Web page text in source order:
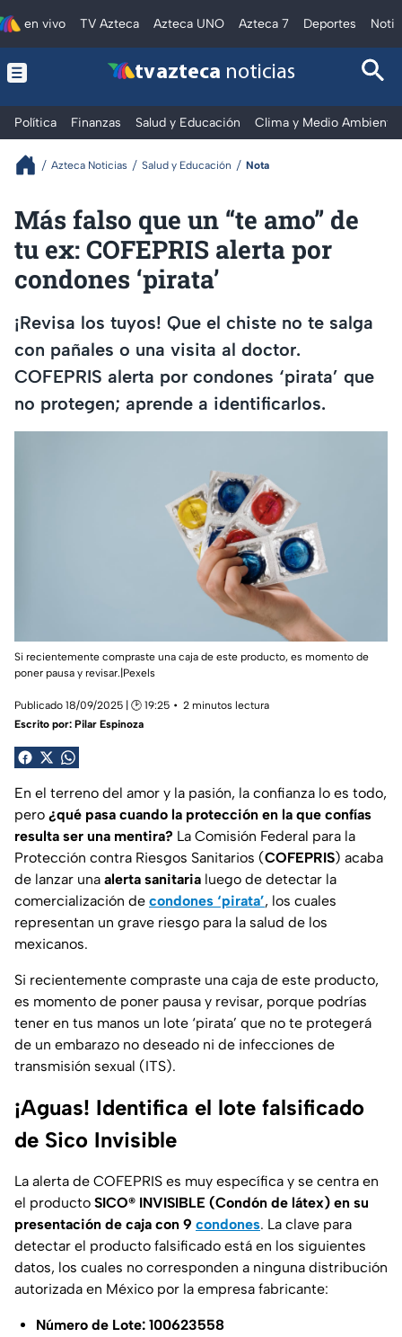
en vivo TV Azteca Azteca UNO Azteca 7 Deportes
tv azteca noticias
Política Finanzas Salud y Educación Clima y Medio Ambiente
Azteca Noticias Salud y Educación Nota
Más falso que un “te amo” de
tu ex: COFEPRIS alerta por
condones ‘pirata’
¡Revisa los tuyos! Que el chiste no te salga
con pañales o una visita al doctor.
COFEPRIS alerta por condones ‘pirata’ que
no protegen; aprende a identificarlos.
Si recientemente compraste una caja de este producto, es momento de
poner pausa y revisar.|Pexels
Publicado 18/09/2025 | 🕑 19:25
2 minutos lectura
Escrito por: Pilar Espinoza
En el terreno del amor y la pasión, la confianza lo es todo,
pero ¿qué pasa cuando la protección en la que confías
resulta ser una mentira? La Comisión Federal para la
Protección contra Riesgos Sanitarios (COFEPRIS) acaba
de lanzar una alerta sanitaria luego de detectar la
comercialización de condones ‘pirata’, los cuales
representan un grave riesgo para la salud de los
mexicanos.
Si recientemente compraste una caja de este producto,
es momento de poner pausa y revisar, porque podrías
tener en tus manos un lote ‘pirata’ que no te protegerá
de un embarazo no deseado ni de infecciones de
transmisión sexual (ITS).
¡Aguas! Identifica el lote falsificado
de Sico Invisible
La alerta de COFEPRIS es muy específica y se centra en
el producto SICO® INVISIBLE (Condón de látex) en su
presentación de caja con 9 condones. La clave para
detectar el producto falsificado está en los siguientes
datos, los cuales no corresponden a ninguna distribución
autorizada en México por la empresa fabricante:
Número de Lote: 100623558